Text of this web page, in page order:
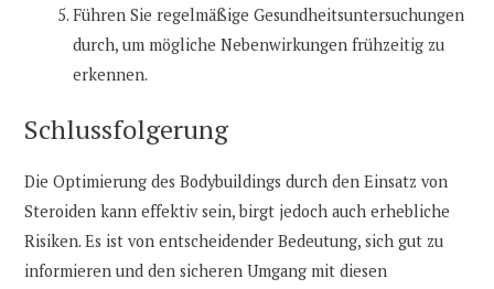
Führen Sie regelmäßige Gesundheitsuntersuchungen
durch, um mögliche Nebenwirkungen frühzeitig zu
erkennen.
Schlussfolgerung
Die Optimierung des Bodybuildings durch den Einsatz von
Steroiden kann effektiv sein, birgt jedoch auch erhebliche
Risiken. Es ist von entscheidender Bedeutung, sich gut zu
informieren und den sicheren Umgang mit diesen